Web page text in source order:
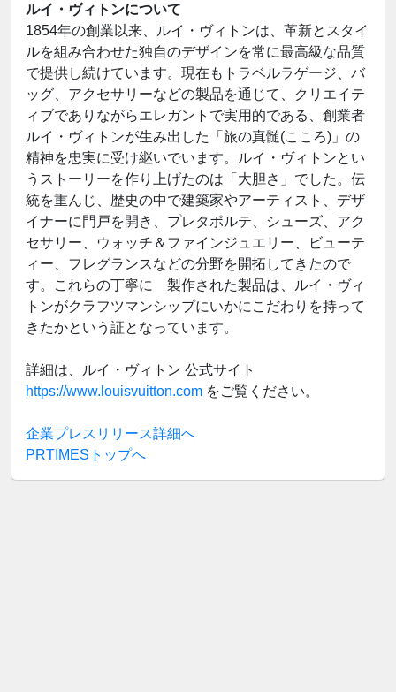
ルイ・ヴィトンについて
1854年の創業以来、ルイ・ヴィトンは、革新とスタイ
ルを組み合わせた独自のデザインを常に最高級な品質
で提供し続けています。現在もトラベルラゲージ、バ
ッグ、アクセサリーなどの製品を通じて、クリエイテ
ィブでありながらエレガントで実用的である、創業者
ルイ・ヴィトンが生み出した「旅の真髄(こころ)」の
精神を忠実に受け継いでいます。ルイ・ヴィトンとい
うストーリーを作り上げたのは「大胆さ」でした。伝
統を重んじ、歴史の中で建築家やアーティスト、デザ
イナーに門戸を開き、プレタポルテ、シューズ、アク
セサリー、ウォッチ＆ファインジュエリー、ビューテ
ィー、フレグランスなどの分野を開拓してきたので
す。これらの丁寧に 製作された製品は、ルイ・ヴィ
トンがクラフツマンシップにいかにこだわりを持って
きたかという証となっています。
詳細は、ルイ・ヴィトン 公式サイト
https://www.louisvuitton.com をご覧ください。
企業プレスリリース詳細へ
PRTIMESトップへ